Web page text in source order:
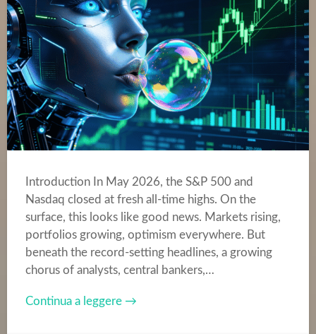
Introduction In May 2026, the S&P 500 and
Nasdaq closed at fresh all-time highs. On the
surface, this looks like good news. Markets rising,
portfolios growing, optimism everywhere. But
beneath the record-setting headlines, a growing
chorus of analysts, central bankers,…
Continua a leggere →